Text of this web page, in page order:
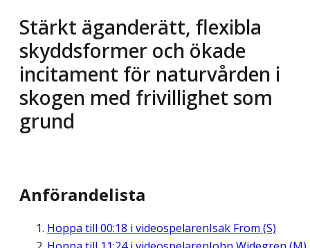
Stärkt äganderätt, flexibla
skyddsformer och ökade
incitament för naturvården i
skogen med frivillighet som
grund
Anförandelista
Hoppa till 00:18 i videospelarenIsak From (S)